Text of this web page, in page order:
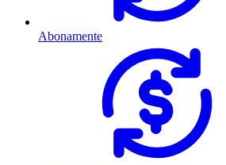
Abonamente